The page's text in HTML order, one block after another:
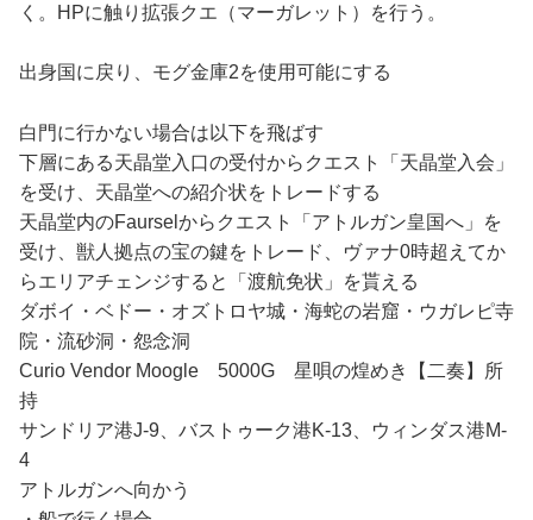
く。HPに触り拡張クエ（マーガレット）を行う。
出身国に戻り、モグ金庫2を使用可能にする
白門に行かない場合は以下を飛ばす
下層にある天晶堂入口の受付からクエスト「天晶堂入会」
を受け、天晶堂への紹介状をトレードする
天晶堂内のFaurselからクエスト「アトルガン皇国へ」を
受け、獣人拠点の宝の鍵をトレード、ヴァナ0時超えてか
らエリアチェンジすると「渡航免状」を貰える
ダボイ・ベドー・オズトロヤ城・海蛇の岩窟・ウガレピ寺
院・流砂洞・怨念洞
Curio Vendor Moogle 5000G 星唄の煌めき【二奏】所
持
サンドリア港J-9、バストゥーク港K-13、ウィンダス港M-
4
アトルガンへ向かう